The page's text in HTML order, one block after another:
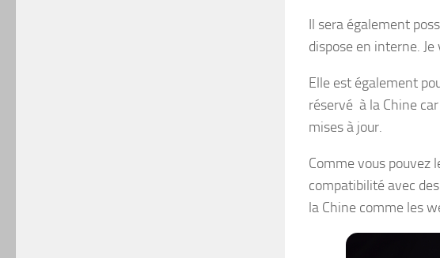
Il sera également
dispose en interne.
Elle est également
réservé à la Chine
mises à jour.
Comme vous pouvez
compatibilité avec
la Chine comme les